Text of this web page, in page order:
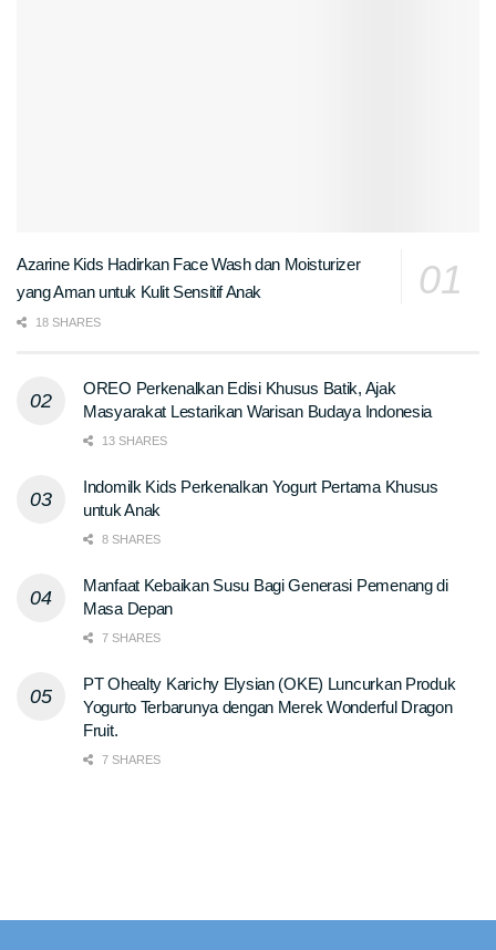
Azarine Kids Hadirkan Face Wash dan Moisturizer
yang Aman untuk Kulit Sensitif Anak
18 SHARES
OREO Perkenalkan Edisi Khusus Batik, Ajak
Masyarakat Lestarikan Warisan Budaya Indonesia
13 SHARES
Indomilk Kids Perkenalkan Yogurt Pertama Khusus
untuk Anak
8 SHARES
Manfaat Kebaikan Susu Bagi Generasi Pemenang di
Masa Depan
7 SHARES
PT Ohealty Karichy Elysian (OKE) Luncurkan Produk
Yogurto Terbarunya dengan Merek Wonderful Dragon
Fruit.
7 SHARES